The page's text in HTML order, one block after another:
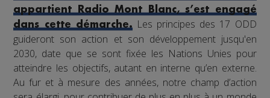
appartient Radio Mont Blanc, s’est engagé
dans cette démarche.Les principes des 17 ODD
guideront son action et son développement jusqu'en
2030, date que se sont fixée les Nations Unies pour
atteindre les objectifs, autant en interne qu’en externe.
Au fur et à mesure des années, notre champ d’action